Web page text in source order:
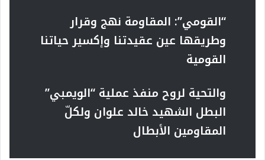
“القومي”: المقاومة نهج وقرار
وطريقها عين عقيدتنا وإكسير حياتنا
القومية
والتحية لروح منفذ عملية “الويمبي”
البطل الشهيد خالد علوان ولكلّ
المقاومين الأبطال